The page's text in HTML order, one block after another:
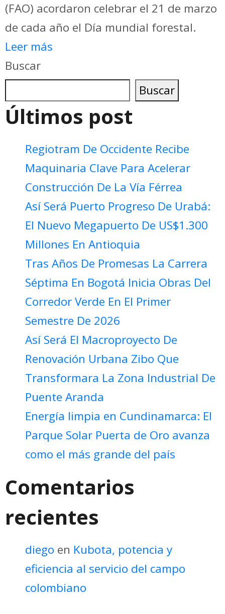
(FAO) acordaron celebrar el 21 de marzo
de cada año el Día mundial forestal.
Leer más
Buscar
Buscar
Últimos post
Regiotram De Occidente Recibe
Maquinaria Clave Para Acelerar
Construcción De La Vía Férrea
Así Será Puerto Progreso De Urabá:
El Nuevo Megapuerto De US$1.300
Millones En Antioquia
Tras Años De Promesas La Carrera
Séptima En Bogotá Inicia Obras Del
Corredor Verde En El Primer
Semestre De 2026
Así Será El Macroproyecto De
Renovación Urbana Zibo Que
Transformara La Zona Industrial De
Puente Aranda
Energía limpia en Cundinamarca: El
Parque Solar Puerta de Oro avanza
como el más grande del país
Comentarios
recientes
diego en Kubota, potencia y
eficiencia al servicio del campo
colombiano